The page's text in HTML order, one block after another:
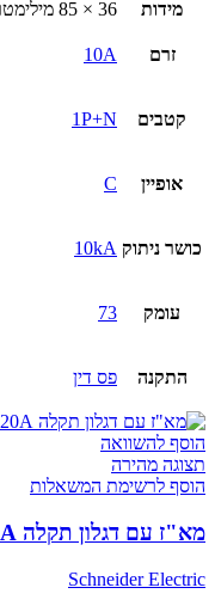
1P+N
30mA
מידות
36 × 85 מילימטרים
זרם 10A
קטבים 1P+N
אופיין C
כושר ניתוק 10kA
עומק 73
התקנה פס דין
הוסף להשוואה
תצוגה מהירה
הוסף לרשימת המשאלות
מא"ז עם דגלון תקלה 1P iC60H 20A
Schneider Electric